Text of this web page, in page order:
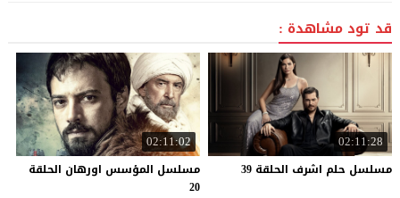
قد تود مشاهدة :
02:11:28
مسلسل حلم اشرف الحلقة 39
02:11:02
مسلسل المؤسس اورهان الحلقة
20